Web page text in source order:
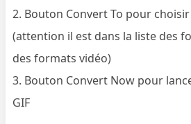
2. Bouton Convert To pour
(attention il est dans la liste des
des formats vidéo)
3. Bouton Convert Now pour
GIF